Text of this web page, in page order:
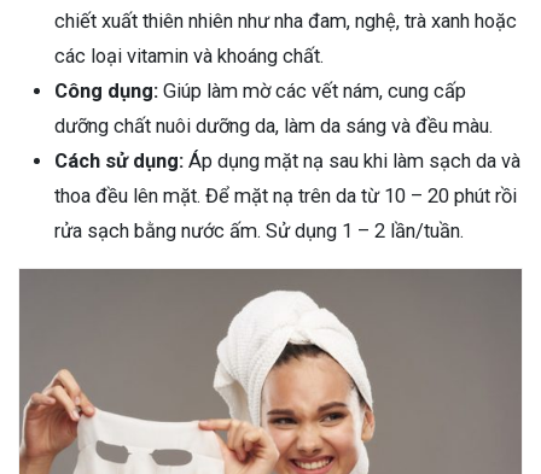
chiết xuất thiên nhiên như nha đam, nghệ, trà xanh hoặc
các loại vitamin và khoáng chất.
Công dụng: Giúp làm mờ các vết nám, cung cấp
dưỡng chất nuôi dưỡng da, làm da sáng và đều màu.
Cách sử dụng: Áp dụng mặt nạ sau khi làm sạch da và
thoa đều lên mặt. Để mặt nạ trên da từ 10 – 20 phút rồi
rửa sạch bằng nước ấm. Sử dụng 1 – 2 lần/tuần.